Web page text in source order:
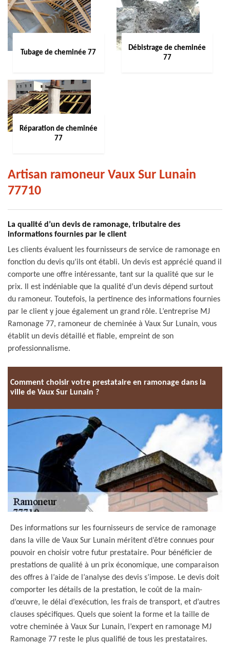
Tubage de cheminée 77
Débistrage de cheminée
77
Réparation de cheminée
77
Artisan ramoneur Vaux Sur Lunain
77710
La qualité d’un devis de ramonage, tributaire des
informations fournies par le client
Les clients évaluent les fournisseurs de service de ramonage en
fonction du devis qu’ils ont établi. Un devis est apprécié quand il
comporte une offre intéressante, tant sur la qualité que sur le
prix. Il est indéniable que la qualité d’un devis dépend surtout
du ramoneur. Toutefois, la pertinence des informations fournies
par le client y joue également un grand rôle. L’entreprise MJ
Ramonage 77, ramoneur de cheminée à Vaux Sur Lunain, vous
établit un devis détaillé et fiable, empreint de son
professionnalisme.
Comment choisir votre prestataire en ramonage dans la
ville de Vaux Sur Lunain ?
Des informations sur les fournisseurs de service de ramonage
dans la ville de Vaux Sur Lunain méritent d’être connues pour
pouvoir en choisir votre futur prestataire. Pour bénéficier de
prestations de qualité à un prix économique, une comparaison
des offres à l’aide de l’analyse des devis s’impose. Le devis doit
comporter les détails de la prestation, le coût de la main-
d’œuvre, le délai d’exécution, les frais de transport, et d’autres
clauses spécifiques. Quels que soient la forme et la taille de
votre cheminée à Vaux Sur Lunain, l’expert en ramonage MJ
Ramonage 77 reste le plus qualifié de tous les prestataires.